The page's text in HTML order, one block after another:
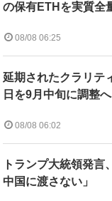
の保有ETHを実質全
08/08 06:25
延期されたクラリテ
日を9月中旬に調整へ
08/08 06:02
トランプ大統領発言
中国に渡さない」